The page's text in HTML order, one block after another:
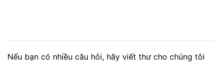
Nếu bạn có nhiều câu hỏi, hãy viết thư cho chúng tôi